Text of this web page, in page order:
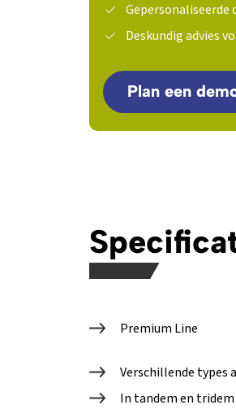
Deskundig advies
Plan een
Premium Line
Verschillende types
In tandem en